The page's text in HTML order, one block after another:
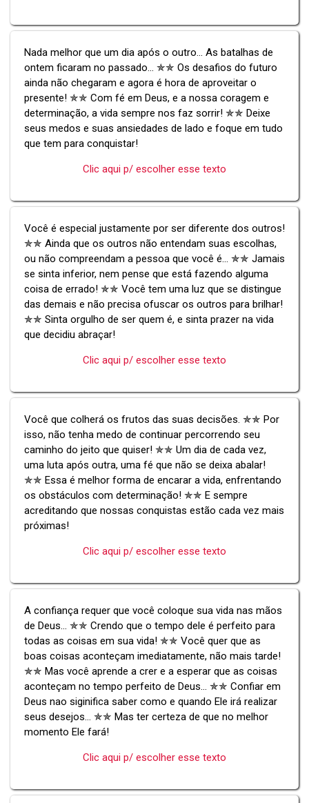
Nada melhor que um dia após o outro... As batalhas de
ontem ficaram no passado... ✯✯ Os desafios do futuro
ainda não chegaram e agora é hora de aproveitar o
presente! ✯✯ Com fé em Deus, e a nossa coragem e
determinação, a vida sempre nos faz sorrir! ✯✯ Deixe
seus medos e suas ansiedades de lado e foque em tudo
que tem para conquistar!
Clic aqui p/ escolher esse texto
Você é especial justamente por ser diferente dos outros!
✯✯ Ainda que os outros não entendam suas escolhas,
ou não compreendam a pessoa que você é... ✯✯ Jamais
se sinta inferior, nem pense que está fazendo alguma
coisa de errado! ✯✯ Você tem uma luz que se distingue
das demais e não precisa ofuscar os outros para brilhar!
✯✯ Sinta orgulho de ser quem é, e sinta prazer na vida
que decidiu abraçar!
Clic aqui p/ escolher esse texto
Você que colherá os frutos das suas decisões. ✯✯ Por
isso, não tenha medo de continuar percorrendo seu
caminho do jeito que quiser! ✯✯ Um dia de cada vez,
uma luta após outra, uma fé que não se deixa abalar!
✯✯ Essa é melhor forma de encarar a vida, enfrentando
os obstáculos com determinação! ✯✯ E sempre
acreditando que nossas conquistas estão cada vez mais
próximas!
Clic aqui p/ escolher esse texto
A confiança requer que você coloque sua vida nas mãos
de Deus... ✯✯ Crendo que o tempo dele é perfeito para
todas as coisas em sua vida! ✯✯ Você quer que as
boas coisas aconteçam imediatamente, não mais tarde!
✯✯ Mas você aprende a crer e a esperar que as coisas
aconteçam no tempo perfeito de Deus... ✯✯ Confiar em
Deus nao siginifica saber como e quando Ele irá realizar
seus desejos... ✯✯ Mas ter certeza de que no melhor
momento Ele fará!
Clic aqui p/ escolher esse texto